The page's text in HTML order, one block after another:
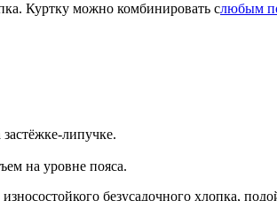
Куртку можно комбинировать слюбым
липучке.
на уровне пояса.
безусадочного хлопка,